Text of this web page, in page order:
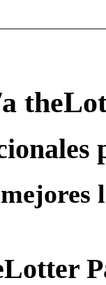
mejores